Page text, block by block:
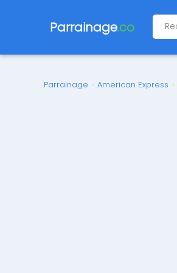
Parrainage.co
Parrainage › American Express ›